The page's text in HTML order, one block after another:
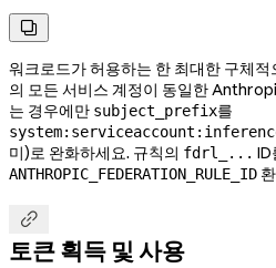

워크로드가 허용하는 한 최대한 구체
의 모든 서비스 계정이 동일한
는 경우에만 subject_prefix를
미)로 완화하세요. 규칙의 fdrl_... ID
ANTHROPIC_FEDERATION_RULE_ID

토큰 획득 및 사용